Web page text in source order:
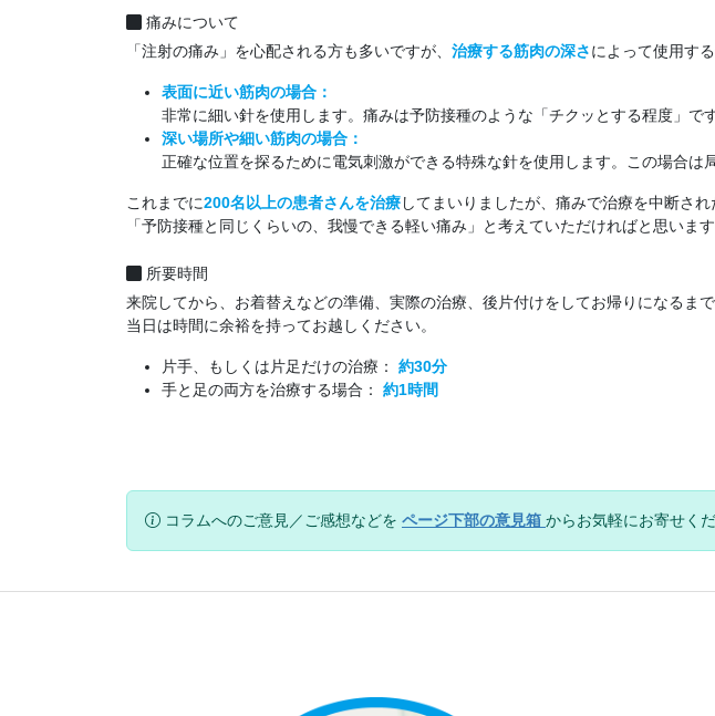
痛みについて
「注射の痛み」を心配される方も多いですが、 治療する筋肉の深さによって使用す
表面に近い筋肉の場合：
非常に細い針を使用します。痛みは予防接種のような「チクッとする程度」です
深い場所や細い筋肉の場合：
正確な位置を探るために電気刺激ができる特殊な針を使用します。この場合は
これまでに200名以上の患者さんを治療してまいりましたが、痛みで治療を中断さ
「予防接種と同じくらいの、我慢できる軽い痛み」と考えていただければと思います
所要時間
来院してから、お着替えなどの準備、実際の治療、後片付けをしてお帰りになるま
当日は時間に余裕を持ってお越しください。
片手、もしくは片足だけの治療： 約30分
手と足の両方を治療する場合： 約1時間
コラムへのご意見／ご感想などを ページ下部の意見箱 からお気軽にお寄せくだ